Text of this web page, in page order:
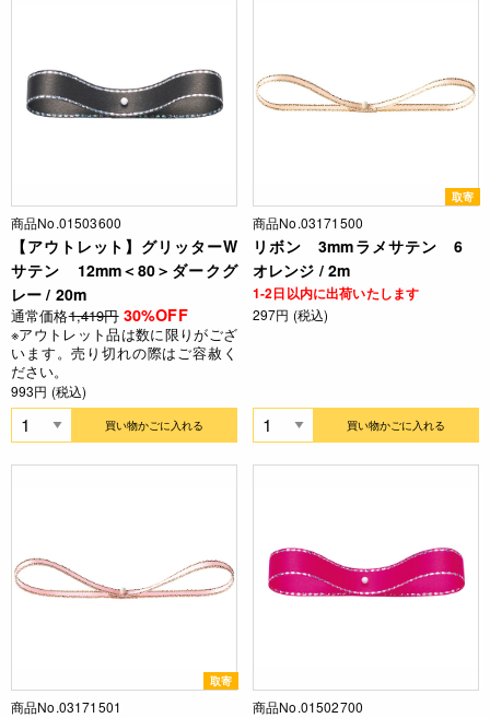
商品No.01503600
【アウトレット】グリッターW
サテン 12mm＜80＞ダークグ
レー / 20m
通常価格1,419円 30%OFF
※アウトレット品は数に限りがござ
います。売り切れの際はご容赦く
ださい。
993円 (税込)
買い物かごに入れる
取寄
商品No.03171500
リボン 3mmラメサテン 6
オレンジ / 2m
1-2日以内に出荷いたします
297円 (税込)
買い物かごに入れる
取寄
商品No.03171501 商品No.01502700